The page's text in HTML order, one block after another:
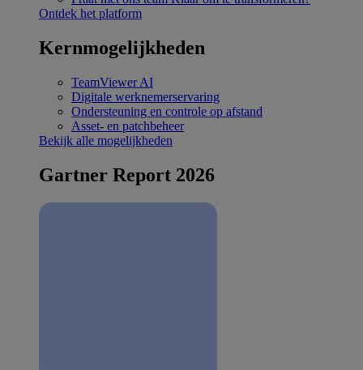
Ontdek het platform
Kernmogelijkheden
TeamViewer AI
Digitale werknemerservaring
Ondersteuning en controle op afstand
Asset- en patchbeheer
Bekijk alle mogelijkheden
Gartner Report 2026